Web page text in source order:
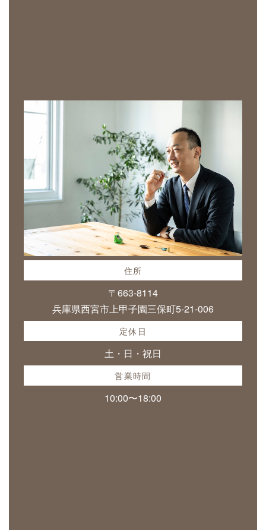
住所
〒663-8114
兵庫県西宮市上甲子園三保町5-21-006
定休日
土・日・祝日
営業時間
10:00〜18:00